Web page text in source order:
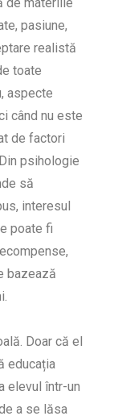
pasiune,
realistă
toate
aspecte
când nu este
de factori
psihologie
să
interesul
poate fi
bazează
Doar că el
educația
elevul într-un
a se lăsa